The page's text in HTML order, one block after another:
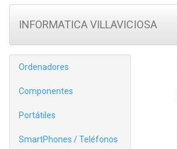
INFORMATICA VILLAVICIOSA
Ordenadores
Componentes
Portátiles
SmartPhones / Teléfonos